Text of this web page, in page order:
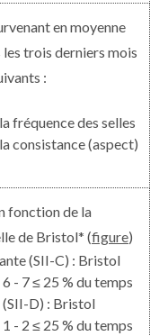
en moyenne
les trois derniers mois
:
fréquence des selles
consistance (aspect)
fonction de la
de Bristol* (figure)
(SII-C) : Bristol
- 7 ≤ 25 % du temps
(SII-D) : Bristol
- 2 ≤ 25 % du temps